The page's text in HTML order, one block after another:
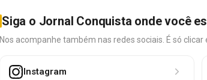
Siga o Jornal Conquista onde você
Nos acompanhe também nas redes sociais. É só clicar
Instagram